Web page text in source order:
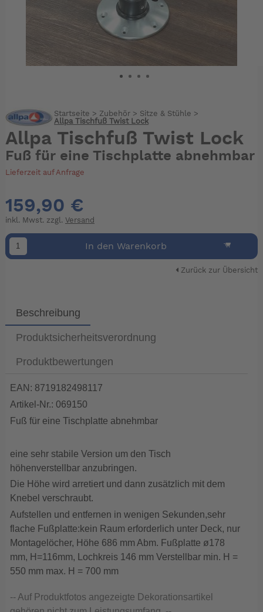
Startseite > Zubehör > Sitze & Stühle >
Allpa Tischfuß Twist Lock
Allpa Tischfuß Twist Lock
Fuß für eine Tischplatte abnehmbar
Lieferzeit auf Anfrage
159,90 €
inkl. Mwst. zzgl. Versand
In den Warenkorb
Zurück zur Übersicht
Beschreibung
Produktsicherheitsverordnung
Produktbewertungen
EAN: 8719182498117
Artikel-Nr.: 069150
Fuß für eine Tischplatte abnehmbar
eine sehr stabile Version um den Tisch
höhenverstellbar anzubringen.
Die Höhe wird arretiert und dann zusätzlich mit dem
Knebel verschraubt.
Aufstellen und entfernen in wenigen Sekunden,sehr
flache Fußplatte:kein Raum erforderlich unter Deck, nur
Montagelöcher, Höhe 686 mm Abm. Fußplatte ø178
mm, H=116mm, Lochkreis 146 mm Verstellbar min. H =
550 mm max. H = 700 mm
-- Auf Produktfotos angezeigte Dekorationsartikel